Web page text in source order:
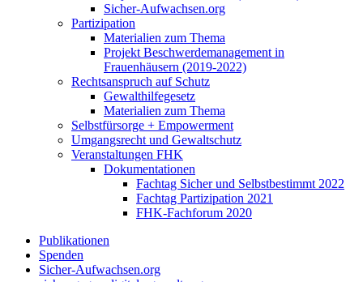
Sicher-Aufwachsen.org
Partizipation
Materialien zum Thema
Projekt Beschwerdemanagement in
Frauenhäusern (2019-2022)
Rechtsanspruch auf Schutz
Gewalthilfegesetz
Materialien zum Thema
Selbstfürsorge + Empowerment
Umgangsrecht und Gewaltschutz
Veranstaltungen FHK
Dokumentationen
Fachtag Sicher und Selbstbestimmt 2022
Fachtag Partizipation 2021
FHK-Fachforum 2020
Publikationen
Spenden
Sicher-Aufwachsen.org